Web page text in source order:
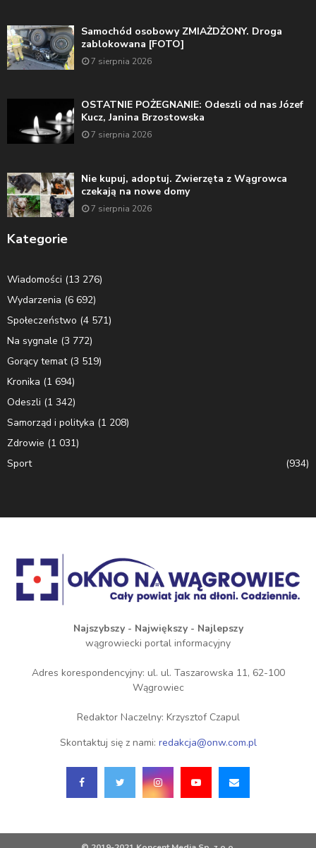
Samochód osobowy ZMIAŻDŻONY. Droga
zablokowana [FOTO]
7 sierpnia 2026
OSTATNIE POŻEGNANIE: Odeszli od nas Józef
Kucz, Janina Brzostowska
7 sierpnia 2026
Nie kupuj, adoptuj. Zwierzęta z Wągrowca
czekają na nowe domy
7 sierpnia 2026
Kategorie
Wiadomości (13 276)
Wydarzenia (6 692)
Społeczeństwo (4 571)
Na sygnale (3 772)
Gorący temat(3 519)
Kronika (1 694)
Odeszli (1 342)
Samorząd i polityka (1 208)
Zdrowie (1 031)
Sport
(934)
Najszybszy - Największy - Najlepszy
wągrowiecki portal informacyjny
Adres korespondencyjny: ul. ul. Taszarowska 11, 62-100
Wągrowiec
Redaktor Naczelny: Krzysztof Czapul
Skontaktuj się z nami: redakcja@onw.com.pl